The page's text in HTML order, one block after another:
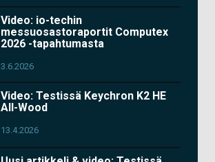
Video: io-techin
messuosastoraportit Computex
2026 -tapahtumasta
3.6.2026
Video: Testissä Keychron K2 HE
All-Wood
13.4.2026